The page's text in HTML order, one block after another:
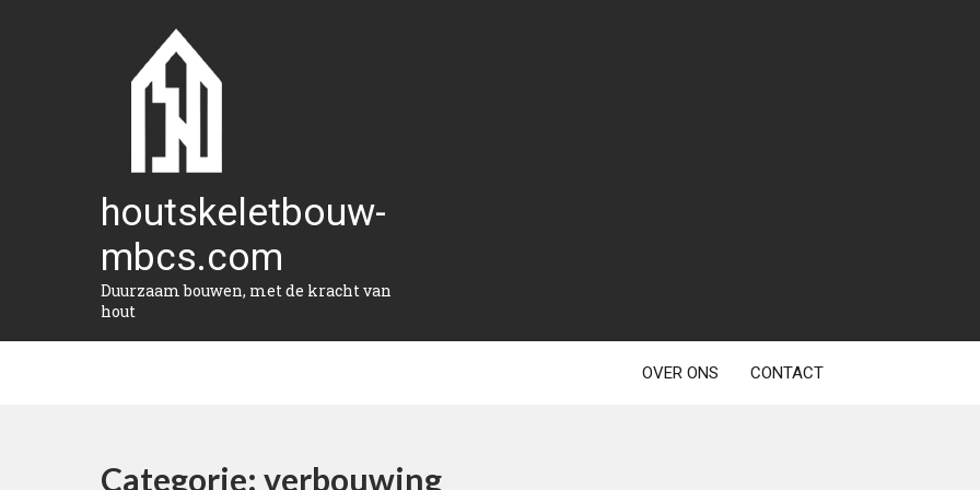
houtskeletbouw-
mbcs.com
Duurzaam bouwen, met de kracht van
hout
OVER ONS CONTACT
Categorie: verbouwing